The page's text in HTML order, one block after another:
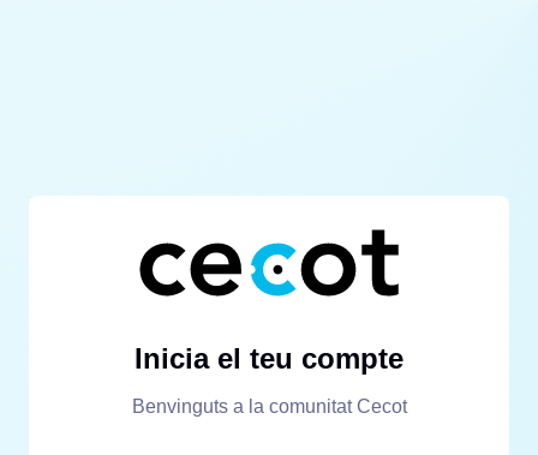
Inicia el teu compte
Benvinguts a la comunitat Cecot